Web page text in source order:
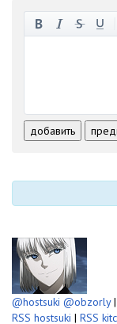
-
добавить
@hostsuki @obzorly|
RSS hostsuki | RSS